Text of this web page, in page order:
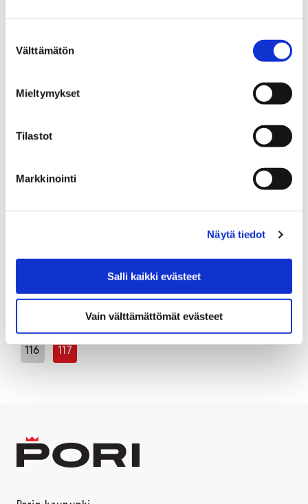
valinta
Välttämätön
Mieltymykset
Tilastot
Markkinointi
Näytä tiedot
Salli kaikki evästeet
Vain välttämättömät evästeet
Koulut ja palvelut
Rakentaminen
Mikä on muuttunut luvan
hakemisessa?
… 111 112 113 114
116 117